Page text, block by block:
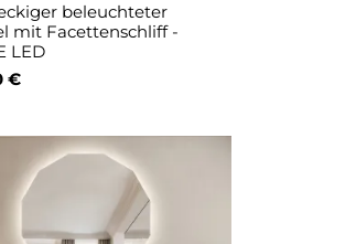
beleuchteter
mit Facettenschliff -
LED
€